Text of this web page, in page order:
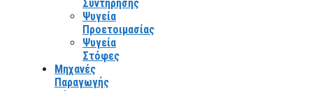
Συντήρησης
Ψυγεία
Προετοιμασίας
Ψυγεία
Στόφες
Μηχανές
Παραγωγής